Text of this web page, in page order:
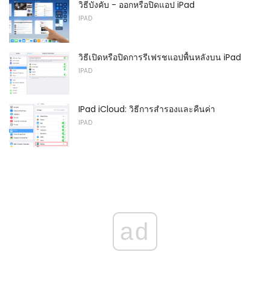
วิธีบังคับ - ออกหรือปิดแอป iPad
IPAD
วิธีเปิดหรือปิดการรีเฟรชแอปพื้นหลังบน iPad
IPAD
IPad iCloud: วิธีการสำรองและคืนค่า
IPAD
ad